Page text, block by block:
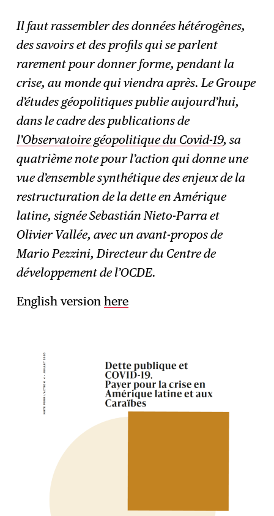
→ S'abonner
Il faut rassembler des données hétérogènes,
des savoirs et des profils qui se parlent
rarement pour donner forme, pendant la
crise, au monde qui viendra après. Le Groupe
d’études géopolitiques publie aujourd’hui,
dans le cadre des publications de
l’Observatoire géopolitique du Covid-19, sa
quatrième note pour l’action qui donne une
vue d’ensemble synthétique des enjeux de la
restructuration de la dette en Amérique
latine, signée Sebastián Nieto-Parra et
Olivier Vallée, avec un avant-propos de
Mario Pezzini, Directeur du Centre de
développement de l’OCDE.
English versionhere